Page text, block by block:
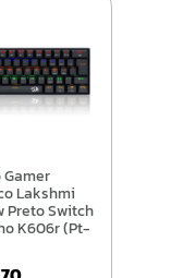
Lakshmi
Preto Switch
K606r (Pt-